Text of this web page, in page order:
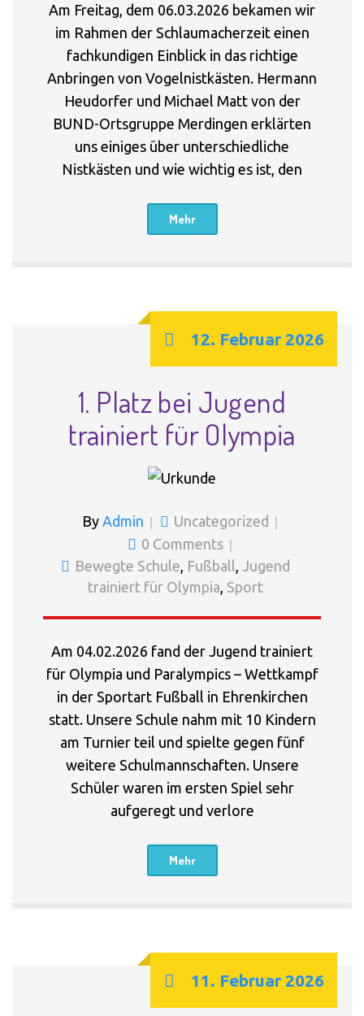
Am Freitag, dem 06.03.2026 bekamen wir
im Rahmen der Schlaumacherzeit einen
fachkundigen Einblick in das richtige
Anbringen von Vogelnistkästen. Hermann
Heudorfer und Michael Matt von der
BUND-Ortsgruppe Merdingen erklärten
uns einiges über unterschiedliche
Nistkästen und wie wichtig es ist, den
Mehr
12. Februar 2026
1. Platz bei Jugend
trainiert für Olympia
By Admin
Uncategorized
0 Comments
Bewegte Schule, Fußball, Jugend
trainiert für Olympia, Sport
Am 04.02.2026 fand der Jugend trainiert
für Olympia und Paralympics – Wettkampf
in der Sportart Fußball in Ehrenkirchen
statt. Unsere Schule nahm mit 10 Kindern
am Turnier teil und spielte gegen fünf
weitere Schulmannschaften. Unsere
Schüler waren im ersten Spiel sehr
aufgeregt und verlore
Mehr
11. Februar 2026